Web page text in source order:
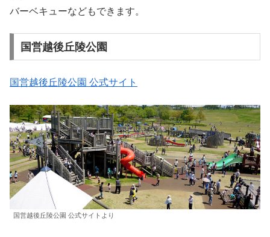
バーベキューなどもできます。
国営越後丘陵公園
国営越後丘陵公園 公式サイト
国営越後丘陵公園 公式サイトより